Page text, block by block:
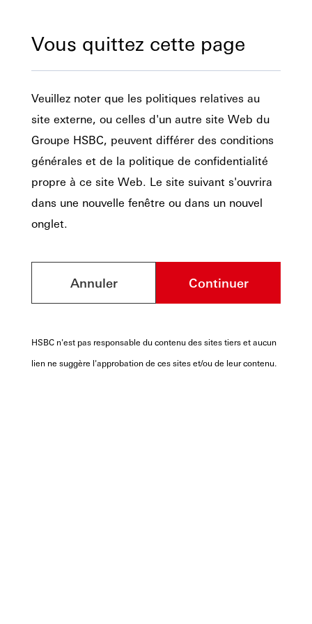
Vous quittez cette page
Veuillez noter que les politiques relatives au
site externe, ou celles d'un autre site Web du
Groupe HSBC, peuvent différer des conditions
générales et de la politique de confidentialité
propre à ce site Web. Le site suivant s'ouvrira
dans une nouvelle fenêtre ou dans un nouvel
onglet.
Annuler Continuer
HSBC n'est pas responsable du contenu des sites tiers et aucun
lien ne suggère l'approbation de ces sites et/ou de leur contenu.